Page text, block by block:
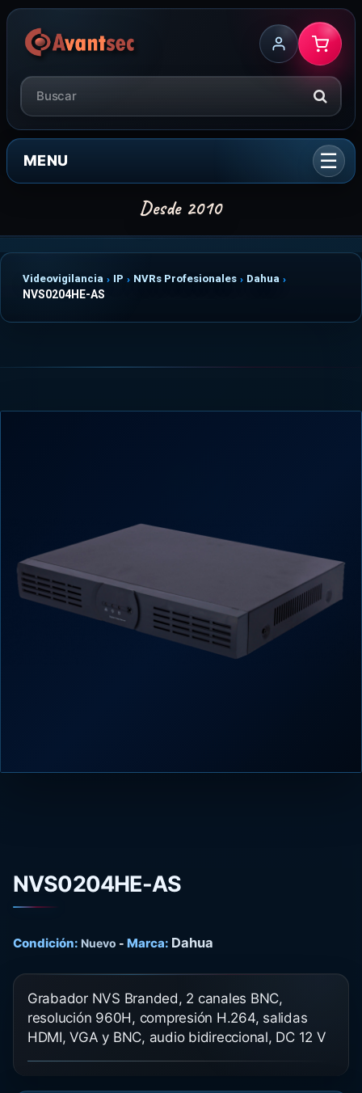
MENU
Videovigilancia IP NVRs Profesionales Dahua
NVS0204HE-AS
NVS0204HE-AS
Condición: Nuevo - Marca: Dahua
Grabador NVS Branded, 2 canales BNC,
resolución 960H, compresión H.264, salidas
HDMI, VGA y BNC, audio bidireccional, DC 12 V